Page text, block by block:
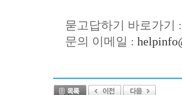
묻고답하기 바로가기
문의 이메일 :